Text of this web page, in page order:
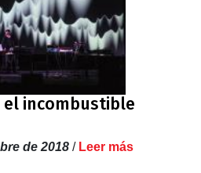
el incombustible
de 2018 / Leer más